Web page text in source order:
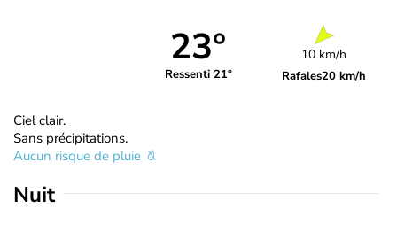
23°
Ressenti 21°
10 km/h
Rafales20 km/h
Ciel clair.
Sans précipitations.
Aucun risque de pluie
Nuit